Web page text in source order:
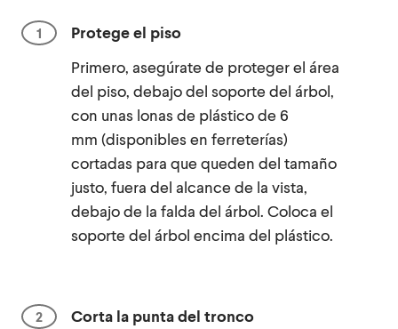
Protege el piso
Primero, asegúrate de proteger el área
del piso, debajo del soporte del árbol,
con unas lonas de plástico de 6
mm (disponibles en ferreterías)
cortadas para que queden del tamaño
justo, fuera del alcance de la vista,
debajo de la falda del árbol. Coloca el
soporte del árbol encima del plástico.
Corta la punta del tronco